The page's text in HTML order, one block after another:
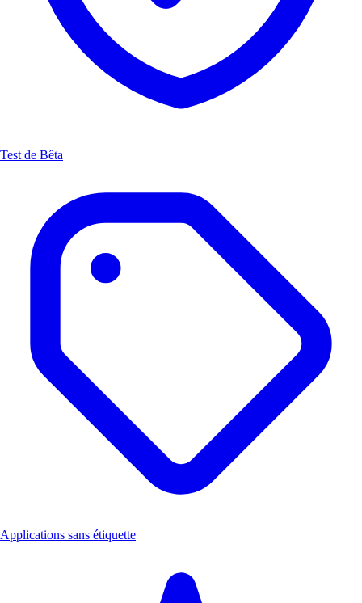
Test de Bêta
Applications sans étiquette